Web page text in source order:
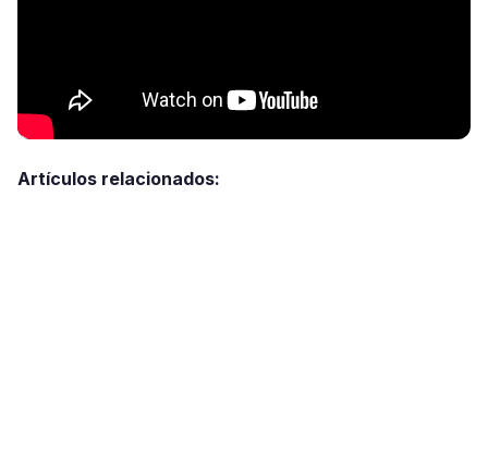
Artículos relacionados: